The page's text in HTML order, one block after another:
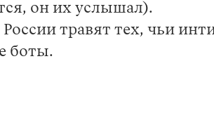
он их услышал).
России травят тех, чьи
боты.